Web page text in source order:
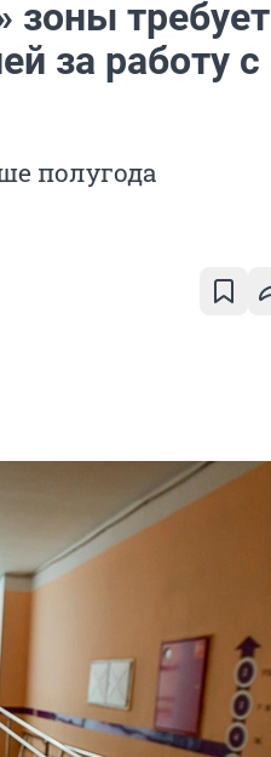
зоны требует
за работу с
полугода